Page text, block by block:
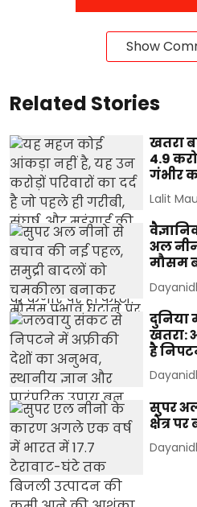
Show
Related Stories
खतरा
4.9
गंभीर
Lalit
अल
मौसम
दुनिया
खतरा:
है
सुपर
क्षेत्र